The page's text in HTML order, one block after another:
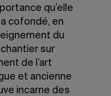
qu’elle
cofondé, en
du
chantier sur
de l’art
et ancienne
incarne des